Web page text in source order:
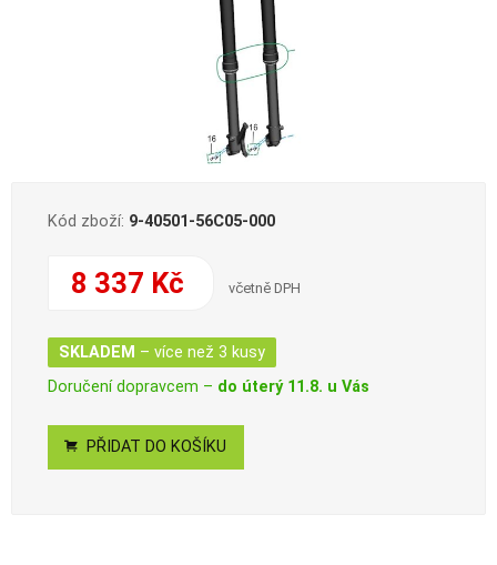
Kód zboží: 9-40501-56C05-000
8 337 Kč včetně DPH
SKLADEM – více než 3 kusy
Doručení dopravcem – do úterý 11.8. u Vás
PŘIDAT DO KOŠÍKU